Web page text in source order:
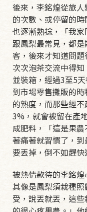
後來，李銘煌從旅
的次數、或停留的
也逐漸熟捻，「我
跟鳳梨最常見，都
客，後來才知道問
次次泡茶交流中得
並裝箱，經過3至5
到市場零售攤販的
的熟度，而那些經
3%，就會被留在產
成肥料，「這是果
著痛著就習慣了，
要丟掉，倒不如趕快
被熱情款待的李銘
其像是鳳梨須栽種
受，說丟就丟，這